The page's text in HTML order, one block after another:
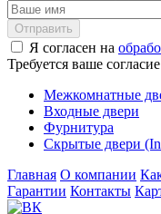
Отправить
Я согласен на
Требуется ваше согласие
Межкомнатные
Входные двери
Фурнитура
Скрытые двери
Главная О компании
Гарантии Контакты